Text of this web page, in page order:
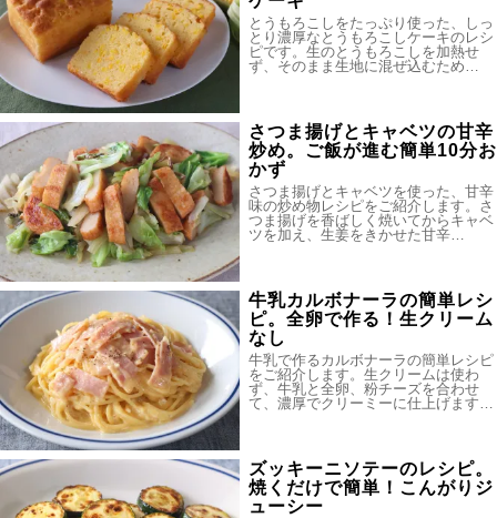
とうもろこしをたっぷり使った、しっ
とり濃厚なとうもろこしケーキのレシ
ピです。生のとうもろこしを加熱せ
ず、そのまま生地に混ぜ込むため…
さつま揚げとキャベツの甘辛
炒め。ご飯が進む簡単10分お
かず
さつま揚げとキャベツを使った、甘辛
味の炒め物レシピをご紹介します。さ
つま揚げを香ばしく焼いてからキャベ
ツを加え、生姜をきかせた甘辛…
牛乳カルボナーラの簡単レシ
ピ。全卵で作る！生クリーム
なし
牛乳で作るカルボナーラの簡単レシピ
をご紹介します。生クリームは使わ
ず、牛乳と全卵、粉チーズを合わせ
て、濃厚でクリーミーに仕上げます…
ズッキーニソテーのレシピ。
焼くだけで簡単！こんがりジ
ューシー